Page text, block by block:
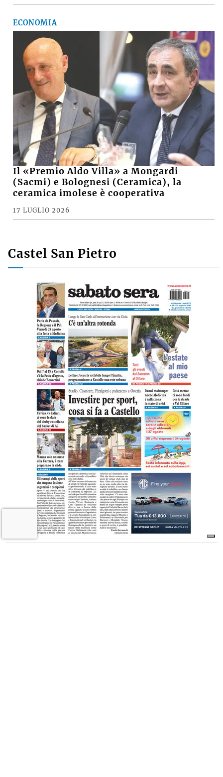
ECONOMIA
Il «Premio Aldo Villa» a Mongardi
(Sacmi) e Bolognesi (Ceramica), la
ceramica imolese è cooperativa
17 LUGLIO 2026
Castel San Pietro